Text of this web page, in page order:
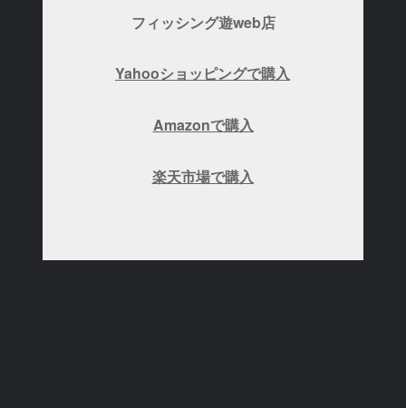
フィッシング遊web店
Yahooショッピングで購入
Amazonで購入
楽天市場で購入